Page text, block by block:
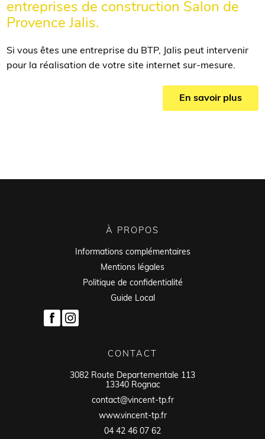
entreprises de construction Salon de
Provence Jalis.
Si vous êtes une entreprise du BTP, Jalis peut intervenir
pour la réalisation de votre site internet sur-mesure.
En savoir plus
À PROPOS
Informations complémentaires
Mentions légales
Politique de confidentialité
Guide Local
CONTACT
3082 Route Departementale 113
13340 Rognac
contact@vincent-tp.fr
www.vincent-tp.fr
04 42 46 07 62